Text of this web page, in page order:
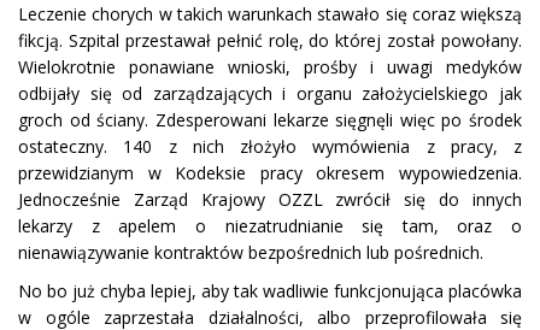
Leczenie chorych w takich warunkach stawało się coraz większą
fikcją. Szpital przestawał pełnić rolę, do której został powołany.
Wielokrotnie ponawiane wnioski, prośby i uwagi medyków
odbijały się od zarządzających i organu założycielskiego jak
groch od ściany. Zdesperowani lekarze sięgnęli więc po środek
ostateczny. 140 z nich złożyło wymówienia z pracy, z
przewidzianym w Kodeksie pracy okresem wypowiedzenia.
Jednocześnie Zarząd Krajowy OZZL zwrócił się do innych
lekarzy z apelem o niezatrudnianie się tam, oraz o
nienawiązywanie kontraktów bezpośrednich lub pośrednich.
No bo już chyba lepiej, aby tak wadliwie funkcjonująca placówka
w ogóle zaprzestała działalności, albo przeprofilowała się